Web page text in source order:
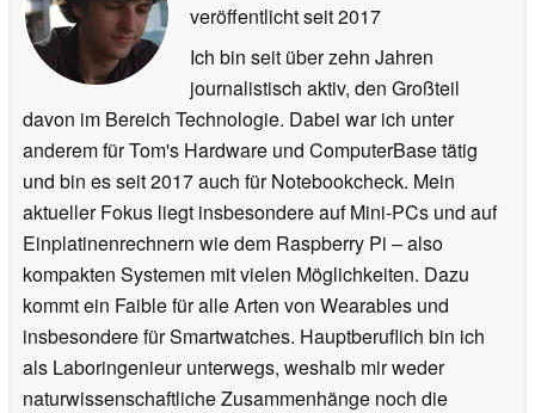
veröffentlichtseit 2017
Ich bin seit über zehn Jahren
journalistisch aktiv, den Großteil
davon im Bereich Technologie. Dabei war ich unter
anderem für Tom's Hardware und ComputerBase tätig
und bin es seit 2017 auch für Notebookcheck. Mein
aktueller Fokus liegt insbesondere auf Mini-PCs und auf
Einplatinenrechnern wie dem Raspberry Pi – also
kompakten Systemen mit vielen Möglichkeiten. Dazu
kommt ein Faible für alle Arten von Wearables und
insbesondere für Smartwatches. Hauptberuflich bin ich
als Laboringenieur unterwegs, weshalb mir weder
naturwissenschaftliche Zusammenhänge noch die